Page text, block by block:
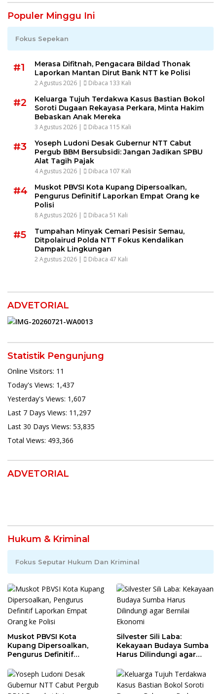
Populer Minggu Ini
Fokus Sepekan
#1
Merasa Difitnah, Pengacara Bildad Thonak
Laporkan Mantan Dirut Bank NTT ke Polisi
2 Agustus 2026 | Dibaca 133 Kali
#2
Keluarga Tujuh Terdakwa Kasus Bastian Bokol
Soroti Dugaan Rekayasa Perkara, Minta Hakim
Bebaskan Anak Mereka
3 Agustus 2026 | Dibaca 115 Kali
#3
Yoseph Ludoni Desak Gubernur NTT Cabut
Pergub BBM Bersubsidi: Jangan Jadikan SPBU
Alat Tagih Pajak
4 Agustus 2026 | Dibaca 107 Kali
#4
Muskot PBVSI Kota Kupang Dipersoalkan,
Pengurus Definitif Laporkan Empat Orang ke
Polisi
8 Agustus 2026 | Dibaca 51 Kali
#5
Tumpahan Minyak Cemari Pesisir Semau,
Ditpolairud Polda NTT Fokus Kendalikan
Dampak Lingkungan
2 Agustus 2026 | Dibaca 47 Kali
ADVETORIAL
Statistik Pengunjung
Online Visitors: 11
Today's Views: 1,437
Yesterday's Views: 1,607
Last 7 Days Views: 11,297
Last 30 Days Views: 53,835
Total Views: 493,366
ADVETORIAL
Hukum & Kriminal
Fokus Seputar Hukum Dan Kriminal
Muskot PBVSI Kota
Kupang Dipersoalkan,
Pengurus Definitif
Polisi
Silvester Sili Laba:
Kekayaan Budaya Sumba
Harus Dilindungi agar